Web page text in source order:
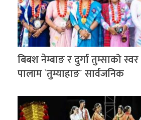
बिबश नेम्बाङ र दुर्गा तुम्साको
पालाम `तुम्याहाङ´ सार्वजनिक